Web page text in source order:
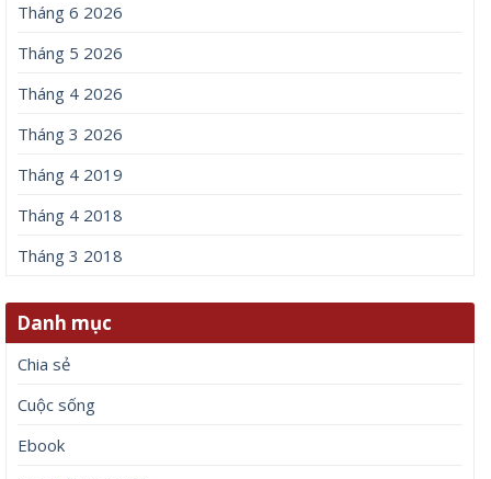
Tháng 6 2026
Tháng 5 2026
Tháng 4 2026
Tháng 3 2026
Tháng 4 2019
Tháng 4 2018
Tháng 3 2018
Danh mục
Chia sẻ
Cuộc sống
Ebook